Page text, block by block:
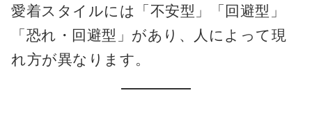
愛着スタイルには「不安型」「回避型」
「恐れ・回避型」があり、人によって現
れ方が異なります。